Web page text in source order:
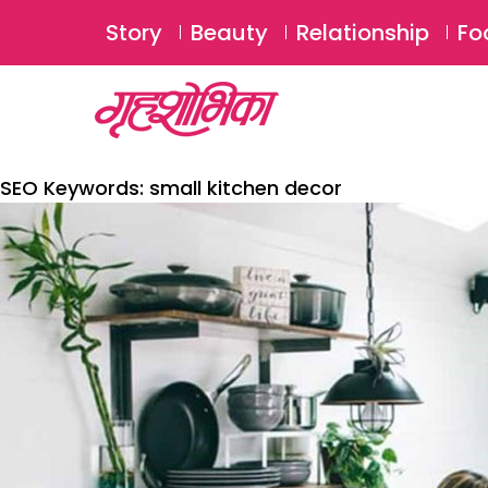
Story Beauty Relationship
SEO Keywords: small kitchen decor